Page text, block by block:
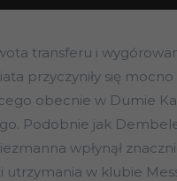
transferu i
przyczyniły się mocno
obecnie w Dumie
Podobnie jak
wpłynął
utrzymania w klubie